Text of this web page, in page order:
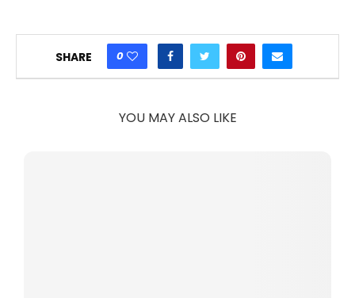
SHARE 0
YOU MAY ALSO LIKE